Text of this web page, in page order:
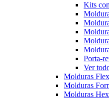
Kits
Porta-
Ver
Molduras
Molduras
Molduras